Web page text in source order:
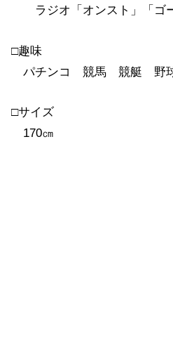
ラジオ「オンスト」「ゴー
□趣味
パチンコ 競馬 競艇 野
□サイズ
170㎝